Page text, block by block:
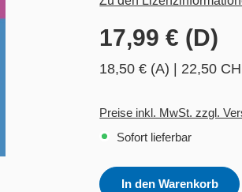
17,99 € (D)
18,50 € (A) 22,50
Preise inkl. MwSt. zzgl.
Sofort lieferbar
In den Warenkorb